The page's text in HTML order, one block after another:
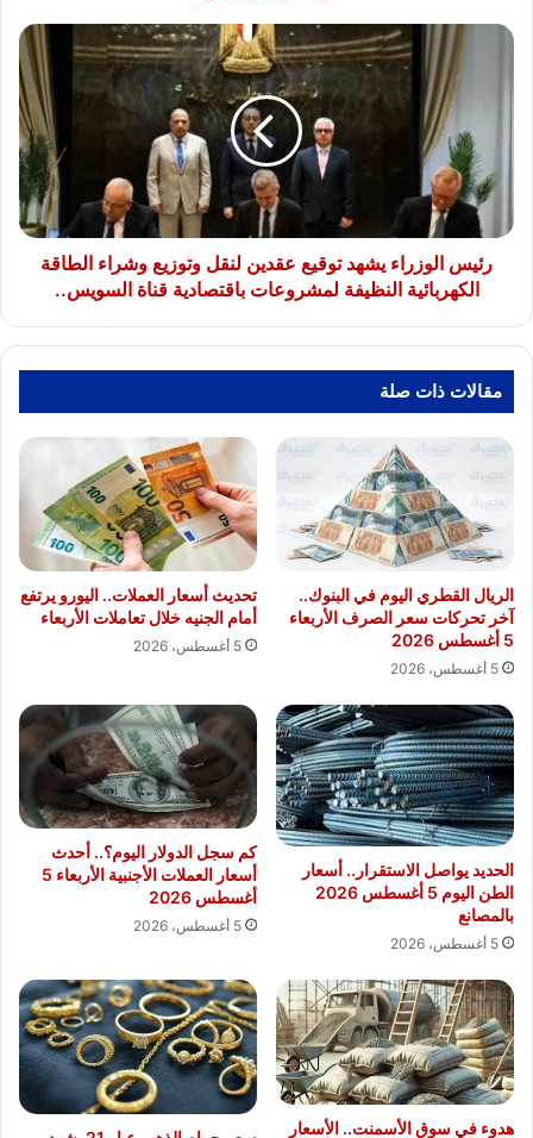
رئيس
عقدين
وتوزيع
وشراء
الطاقة
الكهربائية
النظيفة
السويس..
رئيس الوزراء يشهد توقيع عقدين لنقل وتوزيع وشراء الطاقة
الكهربائية النظيفة لمشروعات باقتصادية قناة السويس..
مقالات ذات صلة
الريال القطري اليوم في البنوك..
آخر تحركات سعر الصرف الأربعاء
5 أغسطس 2026
5 أغسطس، 2026
تحديث أسعار العملات.. اليورو يرتفع
أمام الجنيه خلال تعاملات الأربعاء
5 أغسطس، 2026
الحديد يواصل الاستقرار.. أسعار
الطن اليوم 5 أغسطس 2026
بالمصانع
5 أغسطس، 2026
كم سجل الدولار اليوم؟.. أحدث
أسعار العملات الأجنبية الأربعاء 5
أغسطس 2026
5 أغسطس، 2026
هدوء في سوق الأسمنت.. الأسعار